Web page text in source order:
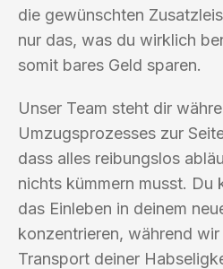
die gewünschten
nur das, was du wirklich
somit bares Geld sparen.
Unser Team steht dir
Umzugsprozesses zur
dass alles reibungslos
nichts kümmern musst. Du
das Einleben in deinem
konzentrieren, während wir
Transport deiner